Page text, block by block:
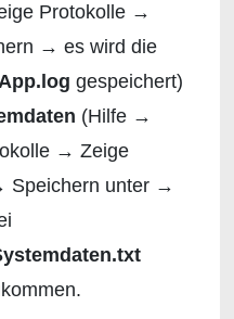
Protokolle →
→ es wird die
gespeichert)
(Hilfe →
→ Zeige
Speichern unter →